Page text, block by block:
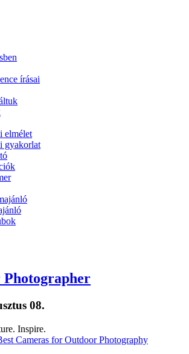
írásai
elmélet
gyakorlat
08.
Inspire.
Cameras for Outdoor Photography